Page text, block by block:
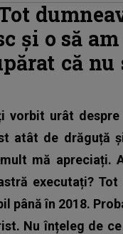
și o să
că
vorbit urât
atât de drăguță
mă apreciați.
executați?
până în 2018.
Nu înțeleg de